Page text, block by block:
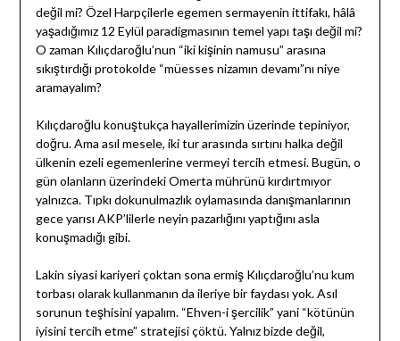
değil mi? Özel Harpçilerle egemen sermayenin ittifakı, hâlâ
yaşadığımız 12 Eylül paradigmasının temel yapı taşı değil mi?
O zaman Kılıçdaroğlu’nun “iki kişinin namusu” arasına
sıkıştırdığı protokolde “müesses nizamın devamı”nı niye
aramayalım?
Kılıçdaroğlu konuştukça hayallerimizin üzerinde tepiniyor,
doğru. Ama asıl mesele, iki tur arasında sırtını halka değil
ülkenin ezeli egemenlerine vermeyi tercih etmesi. Bugün, o
gün olanların üzerindeki Omerta mührünü kırdırtmıyor
yalnızca. Tıpkı dokunulmazlık oylamasında danışmanlarının
gece yarısı AKP’lilerle neyin pazarlığını yaptığını asla
konuşmadığı gibi.
Lakin siyasi kariyeri çoktan sona ermiş Kılıçdaroğlu’nu kum
torbası olarak kullanmanın da ileriye bir faydası yok. Asıl
sorunun teşhisini yapalım. “Ehven-i şercilik” yani “kötünün
iyisini tercih etme” stratejisi çöktü. Yalnız bizde değil,